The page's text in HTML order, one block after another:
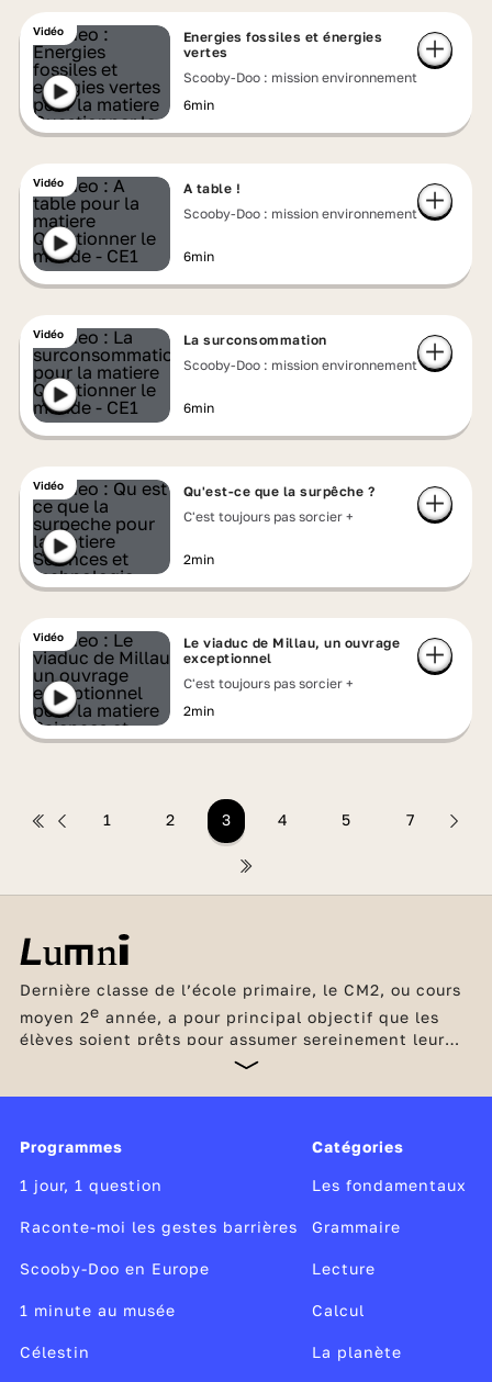
Vidéo
Energies fossiles et énergies
vertes
Scooby-Doo : mission environnement
6min
Vidéo
A table !
Scooby-Doo : mission environnement
6min
Vidéo
La surconsommation
Scooby-Doo : mission environnement
6min
Vidéo
Qu'est-ce que la surpêche ?
C'est toujours pas sorcier +
2min
Vidéo
Le viaduc de Millau, un ouvrage
exceptionnel
C'est toujours pas sorcier +
2min
1 2 3 4 5 7
Dernière classe de l’école primaire, le CM2, ou cours
moyen 2e année, a pour principal objectif que les
élèves soient prêts pour assumer sereinement leur
future entrée au collège. Les bases en français et en
de calcul et de résolution de problèmes. Des
enseignements obligatoires à l'école élémentaire.
Programmes
1 jour, 1 question
Raconte-moi les gestes barrières
Scooby-Doo en Europe
1 minute au musée
Célestin
Catégories
Les fondamentaux
Grammaire
Lecture
Calcul
La planète